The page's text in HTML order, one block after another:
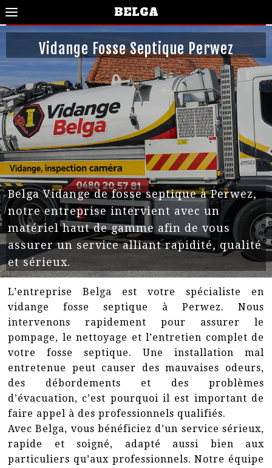
BELGA
Vidange Fosse Septique Perwez
Belga Vidange de fosse septique à Perwez,
notre entreprise intervient avec un
matériel haut de gamme afin de vous
assurer un service alliant rapidité, qualité
et sérieux.
L’entreprise Belga est votre spécialiste en
vidange fosse septique à Perwez. Nous
intervenons rapidement pour assurer le
pompage, le nettoyage et l’entretien complet de
votre fosse septique. Une installation mal
entretenue peut causer des mauvaises odeurs,
des débordements et des problèmes
d’évacuation, c’est pourquoi il est important de
faire appel à des professionnels qualifiés.
Avec Belga, vous bénéficiez d’un service sérieux,
rapide et soigné, adapté aussi bien aux
particuliers qu’aux professionnels. Notre équipe